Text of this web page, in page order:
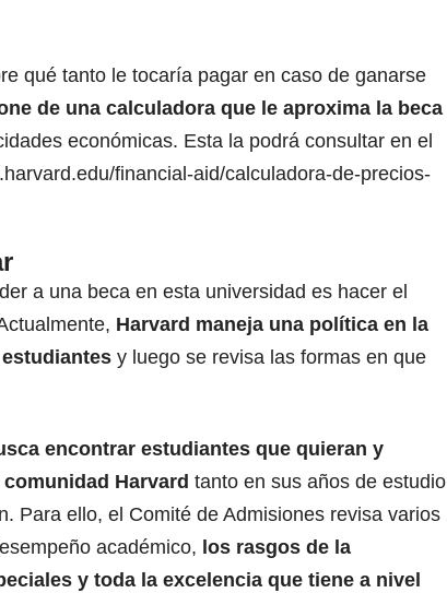
qué tanto le tocaría pagar en caso de ganarse
de una calculadora que le aproxima la beca
económicas. Esta la podrá consultar en el
financial-aid/calculadora-de-precios-
a una beca en esta universidad es hacer el
Harvard maneja una política en la
y luego se revisa las formas en que
encontrar estudiantes que quieran y
Harvard tanto en sus años de estudio
Para ello, el Comité de Admisiones revisa varios
académico, los rasgos de la
y toda la excelencia que tiene a nivel